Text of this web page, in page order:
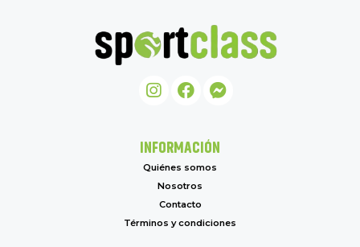
INFORMACIÓN
Quiénes somos
Nosotros
Contacto
Términos y condiciones